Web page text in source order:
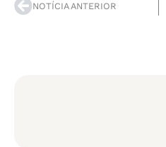
NOTÍCIA ANTERIOR